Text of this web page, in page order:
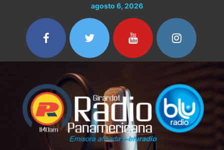
contenido
agosto 6, 2026